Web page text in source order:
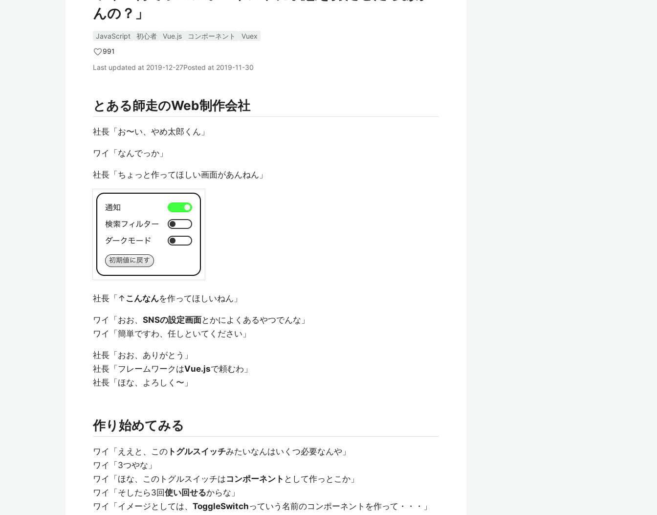
んの？」
JavaScript 初心者 Vue.js コンポーネント
Vuex
991
Last updated at 2019-12-27Posted at 2019-11-30
とある師走のWeb制作会社
社長「お〜い、やめ太郎くん」
ワイ「なんでっか」
社長「ちょっと作ってほしい画面があんねん」
社長「↑ こんなんを作ってほしいねん」
ワイ「おお、 SNSの設定画面とかによくあるやつでんな」
ワイ「簡単ですわ、任しといてください」
社長「おお、ありがとう」
社長「フレームワークはVue.jsで頼むわ」
社長「ほな、よろしく〜」
作り始めてみる
ワイ「ええと、この トグルスイッチみたいなんはいくつ必要なんや」
ワイ「3つやな」
ワイ「ほな、このトグルスイッチはコンポーネント として作っとこか」
ワイ「そしたら3回使い回せるからな」
ワイ「イメージとしては、 ToggleSwitchっていう名前のコンポーネントを作って・・・」